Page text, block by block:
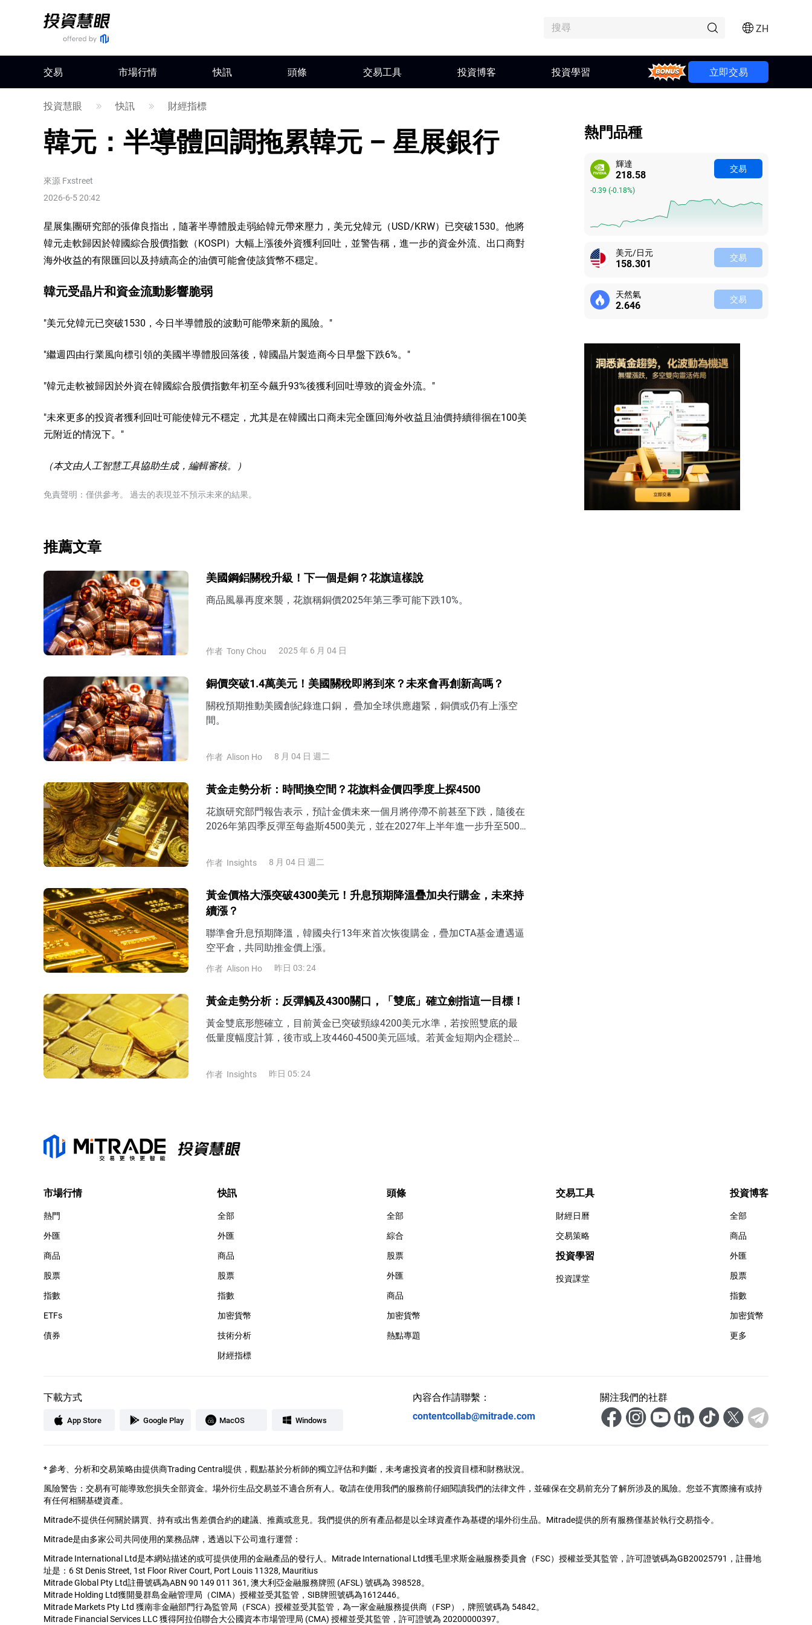
ZH
交易 市場行情 快訊 頭條 交易工具 投資博客 投資學習 Bonus 立即交易
投資慧眼 快訊 財經指標
韓元：半導體回調拖累韓元 – 星展銀行
來源 Fxstreet
2026-6-5 20:42
星展集團研究部的張偉良指出，隨著半導體股走弱給韓元帶來壓力，美元兌韓元（USD/KRW）已突破1530。他將
韓元走軟歸因於韓國綜合股價指數（KOSPI）大幅上漲後外資獲利回吐，並警告稱，進一步的資金外流、出口商對
海外收益的有限匯回以及持續高企的油價可能會使該貨幣不穩定。
韓元受晶片和資金流動影響脆弱
"美元兌韓元已突破1530，今日半導體股的波動可能帶來新的風險。"
"繼週四由行業風向標引領的美國半導體股回落後，韓國晶片製造商今日早盤下跌6%。"
"韓元走軟被歸因於外資在韓國綜合股價指數年初至今飆升93%後獲利回吐導致的資金外流。"
"未來更多的投資者獲利回吐可能使韓元不穩定，尤其是在韓國出口商未完全匯回海外收益且油價持續徘徊在100美
元附近的情況下。"
（本文由人工智慧工具協助生成，編輯審核。）
免責聲明：僅供參考。 過去的表現並不預示未來的結果。
推薦文章
美國鋼鋁關稅升級！下一個是銅？花旗這樣說
商品風暴再度來襲，花旗稱銅價2025年第三季可能下跌10%。
作者 Tony Chou 2025 年 6 月 04 日
銅價突破1.4萬美元！美國關稅即將到來？未來會再創新高嗎？
關稅預期推動美國創紀錄進口銅， 疊加全球供應趨緊，銅價或仍有上漲空
間。
作者 Alison Ho 8 月 04 日 週二
黃金走勢分析：時間換空間？花旗料金價四季度上探4500
花旗研究部門報告表示，預計金價未來一個月將停滯不前甚至下跌，隨後在
2026年第四季反彈至每盎斯4500美元，並在2027年上半年進一步升至5000
作者 Insights 8 月 04 日 週二
黃金價格大漲突破4300美元！升息預期降溫疊加央行購金，未來持
續漲？
聯準會升息預期降溫，韓國央行13年來首次恢復購金，疊加CTA基金遭遇逼
空平倉，共同助推金價上漲。
作者 Alison Ho 昨日 03: 24
黃金走勢分析：反彈觸及4300關口，「雙底」確立劍指這一目標！
黃金雙底形態確立，目前黃金已突破頸線4200美元水準，若按照雙底的最
低量度幅度計算，後市或上攻4460-4500美元區域。若黃金短期內企穩於
作者 Insights 昨日 05: 24
熱門品種
輝達
218.58
-0.39 (-0.18%)
交易
美元/日元
158.293 交易
天然氣
2.645 交易
市場行情
熱門
外匯
商品
股票
指數
ETFs
債券
快訊
全部
外匯
商品
股票
指數
加密貨幣
技術分析
財經指標
頭條
全部
綜合
股票
外匯
商品
加密貨幣
熱點專題
交易工具
財經日曆
交易策略
投資學習
投資課堂
投資博客
全部
商品
外匯
股票
指數
加密貨幣
更多
下載方式
App Store Google Play MacOS Windows
內容合作請聯繫：
contentcollab@mitrade.com
關注我們的社群
*參考、分析和交易策略由提供商Trading Central提供，觀點基於分析師的獨立評估和判斷，未考慮投資者的投資目標和財務狀況。
風險警告：交易有可能導致您損失全部資金。場外衍生品交易並不適合所有人。敬請在使用我們的服務前仔細閱讀我們的法律文件，並確保在交易前充分了解所涉及的風險。您並不實際擁有或持
有任何相關基礎資產。
Mitrade不提供任何關於購買、持有或出售差價合約的建議、推薦或意見。我們提供的所有產品都是以全球資產作為基礎的場外衍生品。Mitrade提供的所有服務僅基於執行交易指令。
Mitrade是由多家公司共同使用的業務品牌，透過以下公司進行運營：
Mitrade International Ltd是本網站描述的或可提供使用的金融產品的發行人。Mitrade International Ltd獲毛里求斯金融服務委員會（FSC）授權並受其監管，許可證號碼為GB20025791，註冊地
址是：6 St Denis Street, 1st Floor River Court, Port Louis 11328, Mauritius
Mitrade Global Pty Ltd註冊號碼為ABN 90 149 011 361, 澳大利亞金融服務牌照 (AFSL) 號碼為 398528。
Mitrade Holding Ltd獲開曼群島金融管理局（CIMA）授權並受其監管，SIB牌照號碼為1612446。
Mitrade Markets Pty Ltd 獲南非金融部門行為監管局（FSCA）授權並受其監管，為一家金融服務提供商（FSP），牌照號碼為 54842。
Mitrade Financial Services LLC 獲得阿拉伯聯合大公國資本市場管理局 (CMA) 授權並受其監管，許可證號為 20200000397。